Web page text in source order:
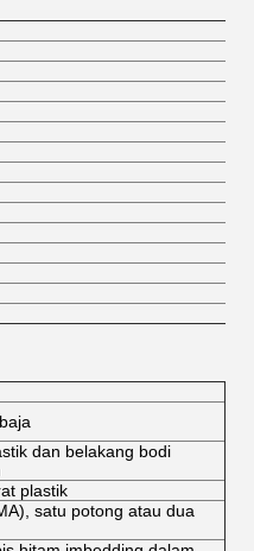
dan belakang bodi
plastik
satu potong atau dua